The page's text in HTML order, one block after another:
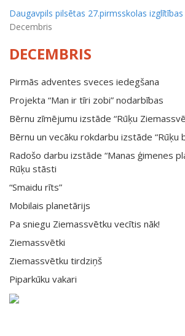
Daugavpils pilsētas 27.pirmsskolas
Decembris
DECEMBRIS
Pirmās adventes sveces iedegšana
Projekta “Man ir tīri zobi” nodarbības
Bērnu zīmējumu izstāde “Rūķu
Bērnu un vecāku rokdarbu izstāde “Rūķu
Radošo darbu izstāde “Manas ģimenes
Rūķu stāsti
“Smaidu rīts”
Mobilais planetārijs
Pa sniegu Ziemassvētku vecītis nāk!
Ziemassvētki
Ziemassvētku tirdziņš
Piparkūku vakari